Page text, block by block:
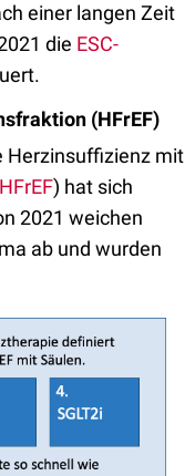
einer langen Zeit
die ESC-
(HFrEF)
Herzinsuffizienz mit
HFrEF) hat sich
2021 weichen
ab und wurden